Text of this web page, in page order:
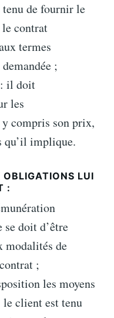
de fournir le
contrat
termes
;
il doit
les
compris son prix,
qu’il implique.
LUI
:
se doit d’être
modalités de
;
les moyens
le client est tenu